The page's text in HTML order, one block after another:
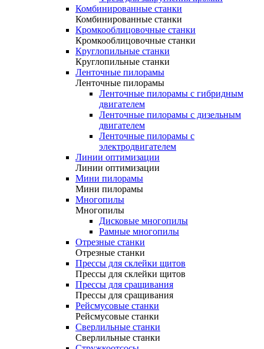
Комбинированные станки
Комбинированные станки
Кромкооблицовочные станки
Кромкооблицовочные станки
Круглопильные станки
Круглопильные станки
Ленточные пилорамы
Ленточные пилорамы
Ленточные пилорамы с гибридным
двигателем
Ленточные пилорамы с дизельным
двигателем
Ленточные пилорамы с
электродвигателем
Линии оптимизации
Линии оптимизации
Мини пилорамы
Мини пилорамы
Многопилы
Многопилы
Дисковые многопилы
Рамные многопилы
Отрезные станки
Отрезные станки
Прессы для склейки щитов
Прессы для склейки щитов
Прессы для сращивания
Прессы для сращивания
Рейсмусовые станки
Рейсмусовые станки
Сверлильные станки
Сверлильные станки